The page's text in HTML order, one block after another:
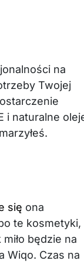
na
Twojej
i naturalne
się ona
te kosmetyki,
będzie na
Wiqo. Czas na